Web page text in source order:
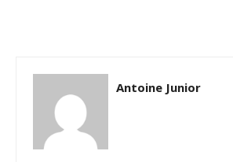
Antoine Junior